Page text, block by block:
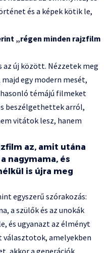
és a képek kötik le,
„régen minden rajzfilm
az új között. Nézzetek meg
egy modern mesét,
témájú filmeket
beszélgethettek arról,
vitátok lesz, hanem
az, amit utána
nagymama, és
is újra meg
egyszerű szórakozás:
a szülők és az unokák
és ugyanazt az élményt
választotok, amelyekben